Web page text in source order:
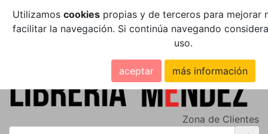
Utilizamos cookiespropias y de terceros para mejorar
facilitar la navegación. Si continúa navegando
uso.
aceptar más información
Zona de Clientes